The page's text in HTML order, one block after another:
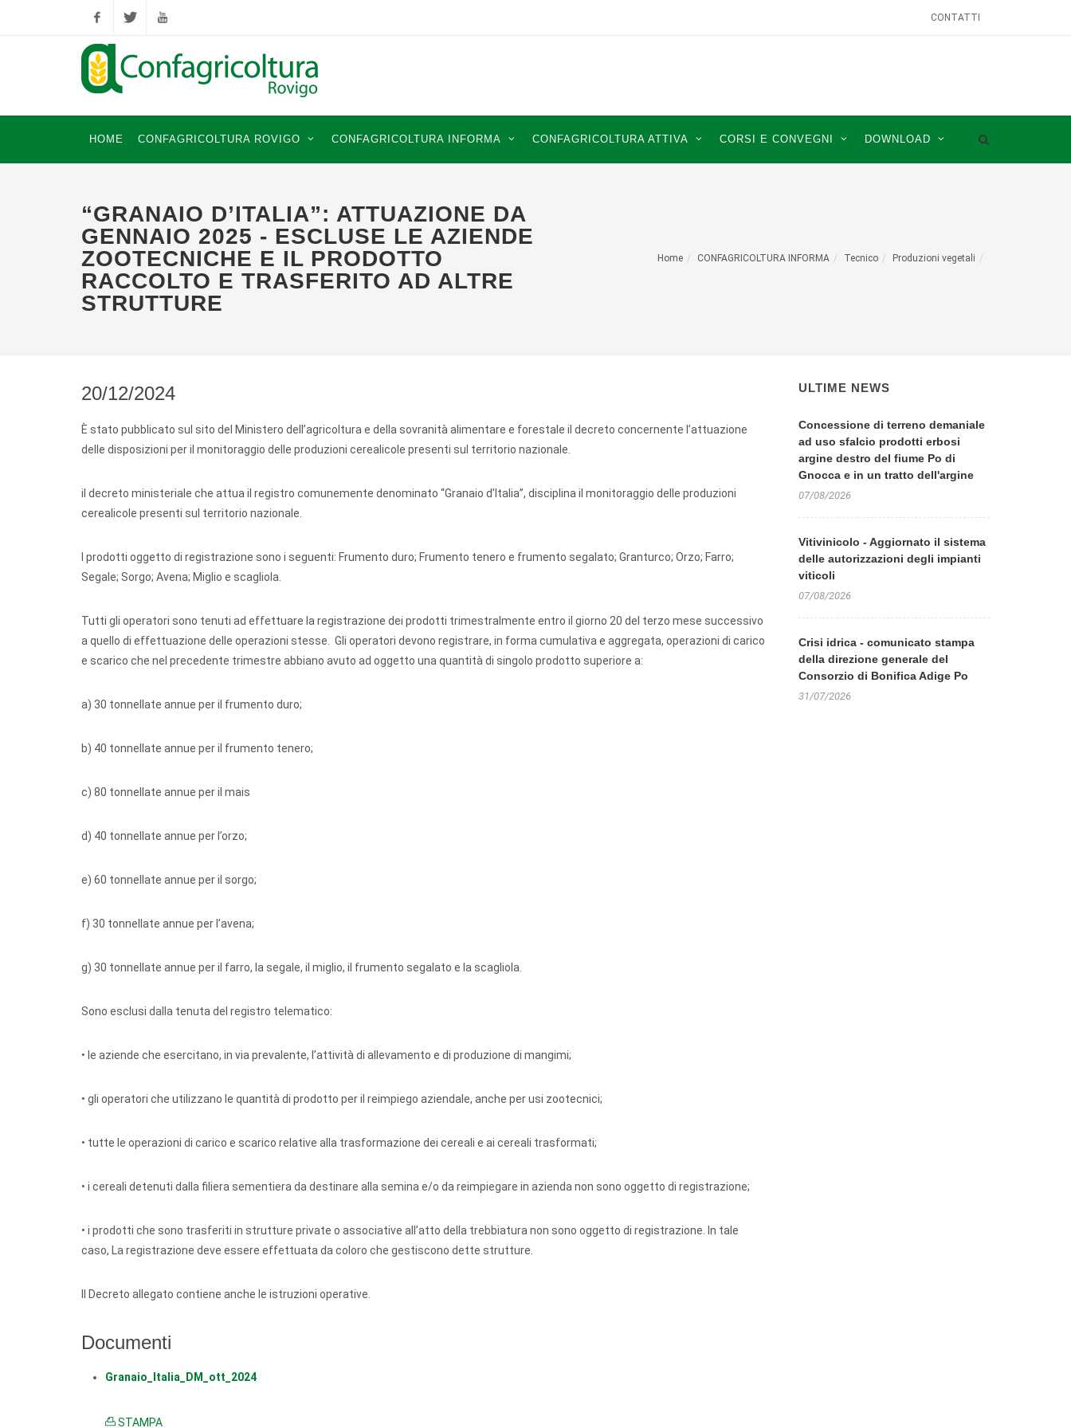
FacebookTwitter YouTube
CONTATTI
HOME CONFAGRICOLTURA ROVIGO CONFAGRICOLTURA INFORMA CONFAGRICOLTURA ATTIVA CORSI E CONVEGNI DOWNLOAD
“GRANAIO D’ITALIA”: ATTUAZIONE DA
GENNAIO 2025 - ESCLUSE LE AZIENDE
ZOOTECNICHE E IL PRODOTTO
RACCOLTO E TRASFERITO AD ALTRE
STRUTTURE
Home CONFAGRICOLTURA INFORMA Tecnico Produzioni vegetali
20/12/2024
È stato pubblicato sul sito del Ministero dell’agricoltura e della sovranità alimentare e forestale il decreto concernente l’attuazione
delle disposizioni per il monitoraggio delle produzioni cerealicole presenti sul territorio nazionale.
il decreto ministeriale che attua il registro comunemente denominato “Granaio d’Italia”, disciplina il monitoraggio delle produzioni
cerealicole presenti sul territorio nazionale.
I prodotti oggetto di registrazione sono i seguenti: Frumento duro; Frumento tenero e frumento segalato; Granturco; Orzo; Farro;
Segale; Sorgo; Avena; Miglio e scagliola.
Tutti gli operatori sono tenuti ad effettuare la registrazione dei prodotti trimestralmente entro il giorno 20 del terzo mese successivo
a quello di effettuazione delle operazioni stesse. Gli operatori devono registrare, in forma cumulativa e aggregata, operazioni di carico
e scarico che nel precedente trimestre abbiano avuto ad oggetto una quantità di singolo prodotto superiore a:
a) 30 tonnellate annue per il frumento duro;
b) 40 tonnellate annue per il frumento tenero;
c) 80 tonnellate annue per il mais
d) 40 tonnellate annue per l’orzo;
e) 60 tonnellate annue per il sorgo;
f) 30 tonnellate annue per l’avena;
g) 30 tonnellate annue per il farro, la segale, il miglio, il frumento segalato e la scagliola.
Sono esclusi dalla tenuta del registro telematico:
• le aziende che esercitano, in via prevalente, l’attività di allevamento e di produzione di mangimi;
• gli operatori che utilizzano le quantità di prodotto per il reimpiego aziendale, anche per usi zootecnici;
• tutte le operazioni di carico e scarico relative alla trasformazione dei cereali e ai cereali trasformati;
• i cereali detenuti dalla filiera sementiera da destinare alla semina e/o da reimpiegare in azienda non sono oggetto di registrazione;
• i prodotti che sono trasferiti in strutture private o associative all’atto della trebbiatura non sono oggetto di registrazione. In tale
caso, La registrazione deve essere effettuata da coloro che gestiscono dette strutture.
Il Decreto allegato contiene anche le istruzioni operative.
Documenti
Granaio_Italia_DM_ott_2024
STAMPA
ULTIME NEWS
Concessione di terreno demaniale
ad uso sfalcio prodotti erbosi
argine destro del fiume Po di
Gnocca e in un tratto dell'argine
07/08/2026
Vitivinicolo - Aggiornato il sistema
delle autorizzazioni degli impianti
viticoli
07/08/2026
Crisi idrica - comunicato stampa
della direzione generale del
Consorzio di Bonifica Adige Po
31/07/2026